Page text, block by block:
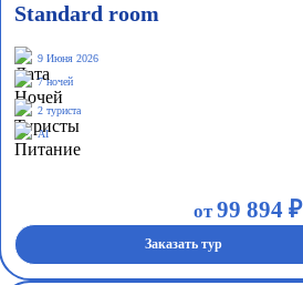
Standard room
9 Июня 2026
7 ночей
2 туриста
AI
от99 894 ₽
Заказать тур